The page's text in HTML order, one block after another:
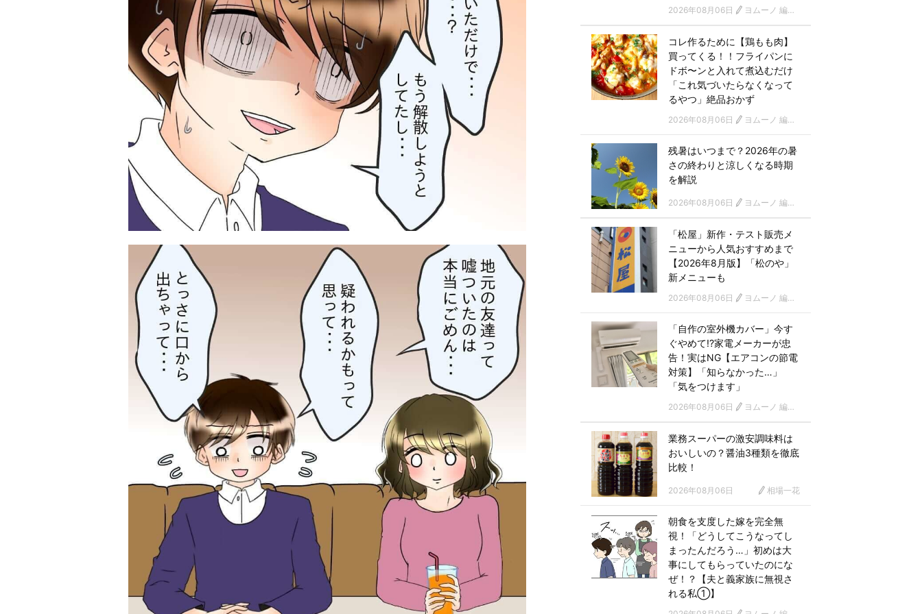
2026年08月06日 ヨムーノ 編集部
コレ作るために【鶏もも肉】
買ってくる！！フライパンに
ドボ〜ンと入れて煮込むだけ
「これ気づいたらなくなって
るやつ」絶品おかず
2026年08月06日 ヨムーノ 編集部
残暑はいつまで？2026年の暑
さの終わりと涼しくなる時期
を解説
2026年08月06日 ヨムーノ 編集部
「松屋」新作・テスト販売メ
ニューから人気おすすめまで
【2026年8月版】「松のや」
新メニューも
2026年08月06日 ヨムーノ 編集部
「自作の室外機カバー」今す
ぐやめて!?家電メーカーが忠
告！実はNG【エアコンの節電
対策】「知らなかった…」
「気をつけます」
2026年08月06日 ヨムーノ 編集部
業務スーパーの激安調味料は
おいしいの？醤油3種類を徹底
比較！
2026年08月06日 相場一花
朝食を支度した嫁を完全無
視！「どうしてこうなってし
まったんだろう…」初めは大
事にしてもらっていたのにな
ぜ！？【夫と義家族に無視さ
れる私①】